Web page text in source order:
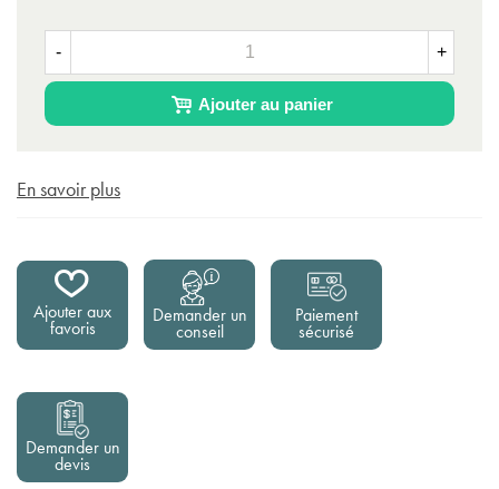
- +
Ajouter au panier
En savoir plus
Ajouter aux
favoris
Demander un
conseil
Paiement
sécurisé
Demander un
devis